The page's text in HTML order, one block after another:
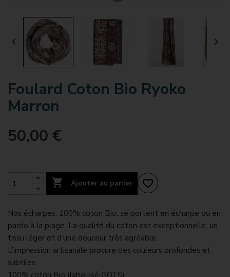
 
Foulard Coton Bio Ryoko
Marron
50,00 €
 Ajouter au panier favorite_border
Nos écharpes, 100% coton Bio, se portent en écharpe ou en
paréo à la plage. La qualité du coton est exceptionnelle, un
tissu léger et d’une douceur très agréable.
L’impression artisanale procure des couleurs profondes et
subtiles.